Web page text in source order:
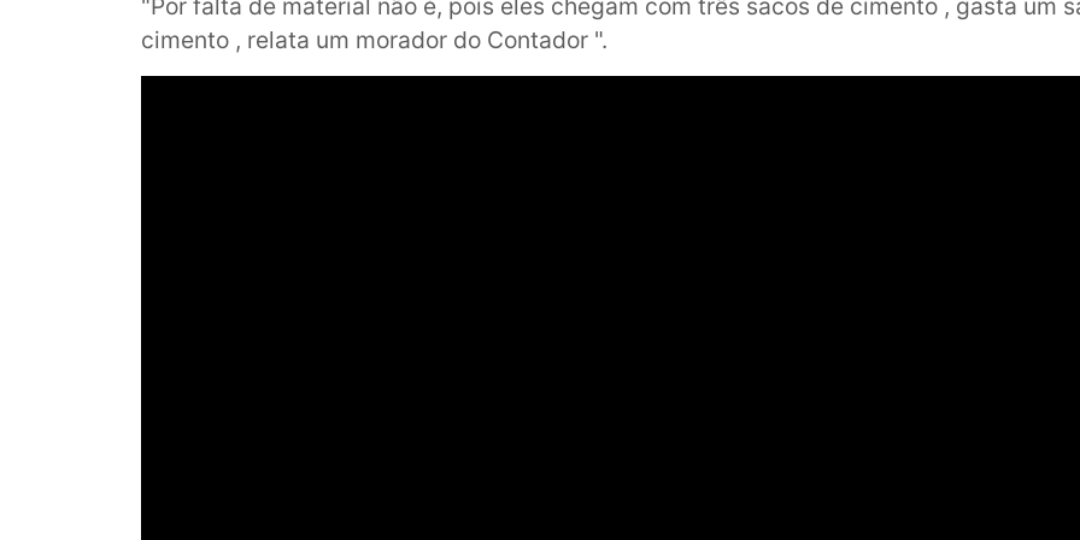
"Por falta de material não é, pois eles chegam com três sacos de cimento , gasta um
cimento , relata um morador do Contador ".